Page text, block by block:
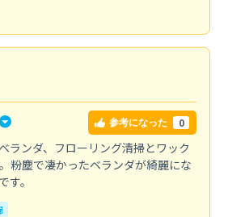
参考になった 0
ランダ、フローリング清掃とワック
粉塵で凄かったベランダが綺麗にな
す。